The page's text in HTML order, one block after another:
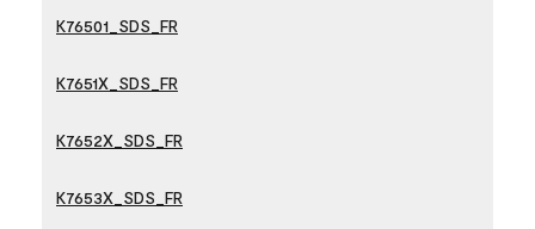
K76501_SDS_FR
K7651X_SDS_FR
K7652X_SDS_FR
K7653X_SDS_FR